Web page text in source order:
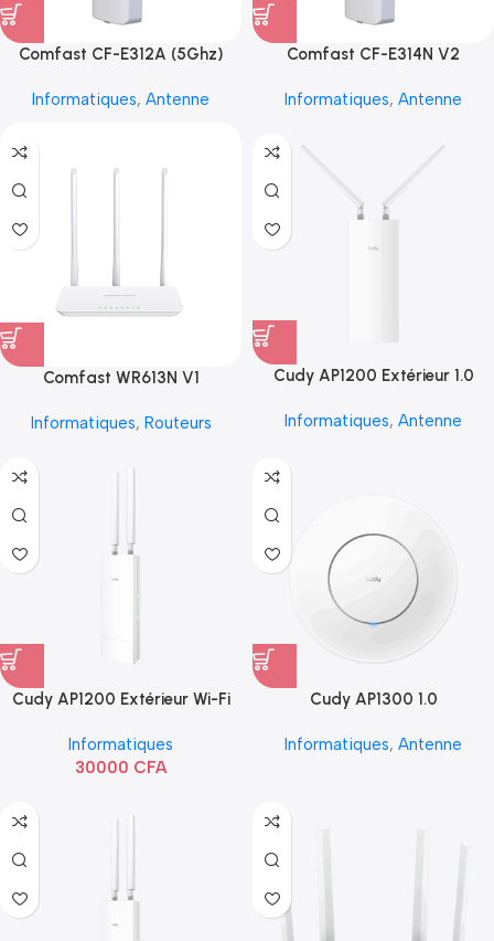
Comfast CF-E312A (5Ghz)
Informatiques, Antenne
Comfast CF-E314N V2
Informatiques, Antenne
Comfast WR613N V1
Informatiques, Routeurs
Cudy AP1200 Extérieur 1.0
Informatiques, Antenne
Cudy AP1200 Extérieur Wi-Fi
Informatiques
30000 CFA
Cudy AP1300 1.0
Informatiques, Antenne